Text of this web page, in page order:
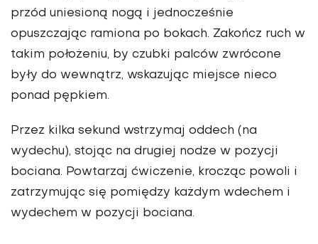
przód uniesioną nogą i jednocześnie
opuszczając ramiona po bokach. Zakończ ruch w
takim położeniu, by czubki palców zwrócone
były do wewnątrz, wskazując miejsce nieco
ponad pępkiem.
Przez kilka sekund wstrzymaj oddech (na
wydechu), stojąc na drugiej nodze w pozycji
bociana. Powtarzaj ćwiczenie, krocząc powoli i
zatrzymując się pomiędzy każdym wdechem i
wydechem w pozycji bociana.